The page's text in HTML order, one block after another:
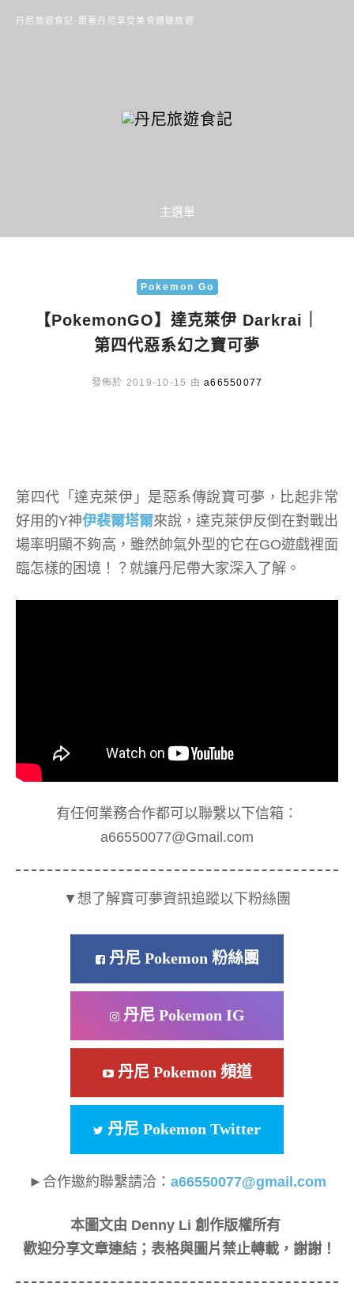
丹尼旅遊食記-跟著丹尼享受美食體驗旅遊
主選單
Pokemon Go
【PokemonGO】達克萊伊 Darkrai｜
第四代惡系幻之寶可夢
發佈於 2019-10-15 由 a66550077
第四代「達克萊伊」是惡系傳說寶可夢，比起非常
好用的Y神伊裴爾塔爾來說，達克萊伊反倒在對戰出
場率明顯不夠高，雖然帥氣外型的它在GO遊戲裡面
臨怎樣的困境！？就讓丹尼帶大家深入了解。
有任何業務合作都可以聯繫以下信箱：
a66550077@Gmail.com
▼想了解寶可夢資訊追蹤以下粉絲團
丹尼 Pokemon 粉絲團
丹尼 Pokemon IG
丹尼 Pokemon 頻道
丹尼 Pokemon Twitter
►合作邀約聯繫請洽： a66550077@gmail.com
本圖文由 Denny Li 創作版權所有
歡迎分享文章連結；表格與圖片禁止轉載，謝謝！